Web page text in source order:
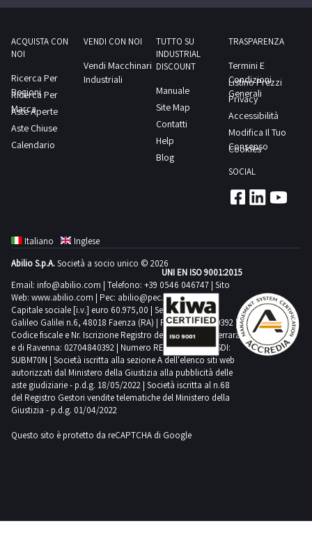
tecniche
descrizioni
e foto;
utilizza i
filtri di
ricerca per
individuare
rapidamente
il
monitorare
in tempo
offerte e i
altri
partecipanti:
ti basta
accedere
alla sezione
“Oggetti
osservati”
del tuo
account;
qui potrai
anche
visualizzare
il tempo
rimasto alla
dell’asta.
Non
usate per
ACQUISTA CON
NOI
Ricerca Per
Regioni
Ricerca Per
Marca
Aste Aperte
Aste Chiuse
Calendario
VENDI CON NOI
Vendi Macchinari
Industriali
TUTTO SU
INDUSTRIAL
DISCOUNT
Manuale
Site Map
Contatti
Help
Blog
TRASPARENZA
Termini E
Condizioni
Generali
Listino Prezzi
Privacy
Accessibilità
Modifica Il Tuo
Consenso
Cookies
SOCIAL
Italiano
Inglese
Abilio S.p.A.Società a socio unico © 2026
Email: info@abilio.com | Telefono: +39 0546 046747 | Sito
Web: www.abilio.com | Pec: abilio@pec.illimity.com
Capitale sociale [i.v.] euro 60.975,00 | Sede legale in Via
Galileo Galilei n.6, 48018 Faenza (RA) | P.IVA: 02704840392 |
Codice fiscale e Nr. Iscrizione Registro delle Imprese di Ferrara
e di Ravenna: 02704840392 | Numero REA RA 224830 | SDI:
SUBM70N | Società iscritta alla sezione A dell'elenco siti web
autorizzati dal Ministero della Giustizia alla pubblicità delle
aste giudiziarie - p.d.g. 18/05/2022 | Società iscritta al n.68
del Registro Gestori vendite telematiche del Ministero della
Giustizia - p.d.g. 01/04/2022
Questo sito è protetto da reCAPTCHA di Google
UNI EN ISO 9001:2015